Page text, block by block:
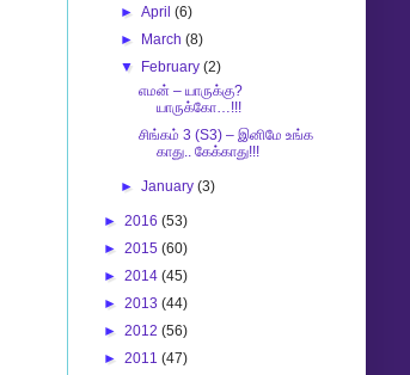
►April(6)
► March(8)
▼ February(2)
எமன் – யாருக்கு?
யாருக்கோ…!!!
சிங்கம் 3 (S3) – இனிமே உங்க
காது.. கேக்காது!!!
►January(3)
► 2016 (53)
► 2015 (60)
► 2014 (45)
► 2013 (44)
► 2012 (56)
► 2011 (47)